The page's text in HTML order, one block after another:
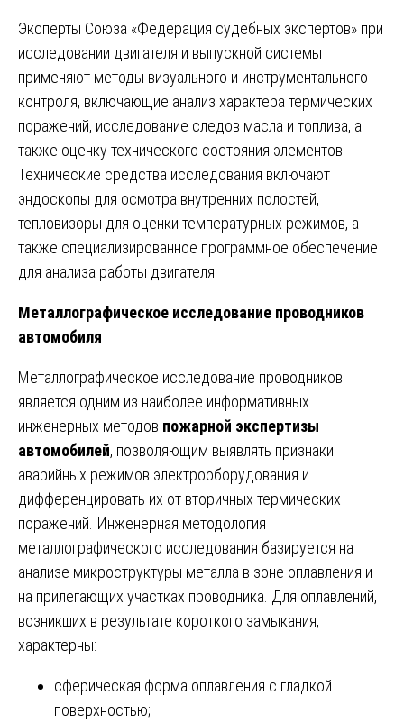
Эксперты Союза «Федерация судебных экспертов» при
исследовании двигателя и выпускной системы
применяют методы визуального и инструментального
контроля, включающие анализ характера термических
поражений, исследование следов масла и топлива, а
также оценку технического состояния элементов.
Технические средства исследования включают
эндоскопы для осмотра внутренних полостей,
тепловизоры для оценки температурных режимов, а
также специализированное программное обеспечение
для анализа работы двигателя.
Металлографическое исследование проводников
автомобиля
Металлографическое исследование проводников
является одним из наиболее информативных
инженерных методов пожарной экспертизы
автомобилей, позволяющим выявлять признаки
аварийных режимов электрооборудования и
дифференцировать их от вторичных термических
поражений. Инженерная методология
металлографического исследования базируется на
анализе микроструктуры металла в зоне оплавления и
на прилегающих участках проводника. Для оплавлений,
возникших в результате короткого замыкания,
характерны:
сферическая форма оплавления с гладкой
поверхностью;